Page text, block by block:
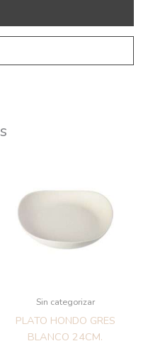
Sin categorizar
PLATO HONDO GRES
BLANCO 24CM.